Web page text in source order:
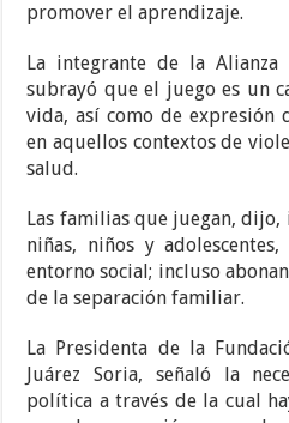
promover el aprendizaje.
La integrante de la
subrayó que el juego es un
vida, así como de expresión
en aquellos contextos de
salud.
Las familias que juegan,
niñas, niños y
entorno social; incluso
de la separación familiar.
La Presidenta de la
Juárez Soria, señaló la
política a través de la cual